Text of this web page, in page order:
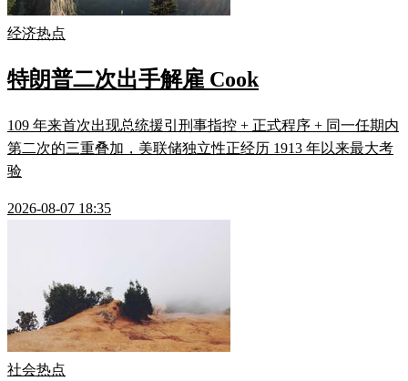
经济热点
特朗普二次出手解雇 Cook
109 年来首次出现总统援引刑事指控 + 正式程序 + 同一任期内
第二次的三重叠加，美联储独立性正经历 1913 年以来最大考
验
2026-08-07 18:35
社会热点